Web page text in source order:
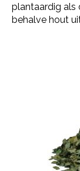
plantaardig als
behalve hout